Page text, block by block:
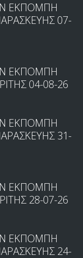
ΕΚΠΟΜΠΗ
07-
ΕΚΠΟΜΠΗ
04-08-26
ΕΚΠΟΜΠΗ
31-
ΕΚΠΟΜΠΗ
28-07-26
ΕΚΠΟΜΠΗ
24-